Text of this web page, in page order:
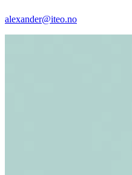
alexander@iteo.no